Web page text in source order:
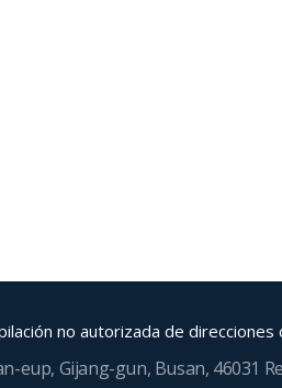
no autorizada de
eup, Gijang-gun, Busan, 46031